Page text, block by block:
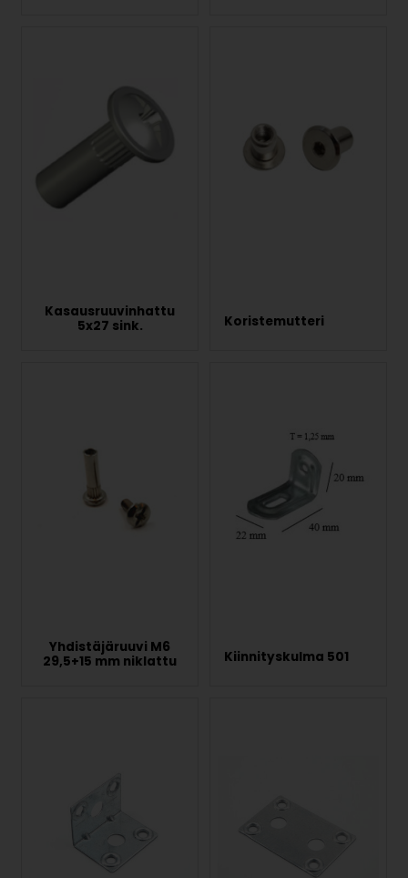
Kasausruuvinhattu
5x27 sink.
Koristemutteri
Yhdistäjäruuvi M6
29,5+15 mm niklattu
Kiinnityskulma 501